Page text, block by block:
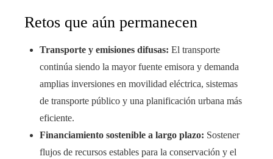
Retos que aún permanecen
Transporte y emisiones difusas: El transporte
continúa siendo la mayor fuente emisora y demanda
amplias inversiones en movilidad eléctrica, sistemas
de transporte público y una planificación urbana más
eficiente.
Financiamiento sostenible a largo plazo: Sostener
flujos de recursos estables para la conservación y el